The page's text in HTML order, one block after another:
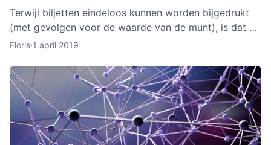
Terwijl biljetten eindeloos kunnen worden bijgedrukt
(met gevolgen voor de waarde van de munt), is dat bij
cryptocurrencies anders. Hoe werkt dit nu eigenlijk p
Floris·1 april 2019